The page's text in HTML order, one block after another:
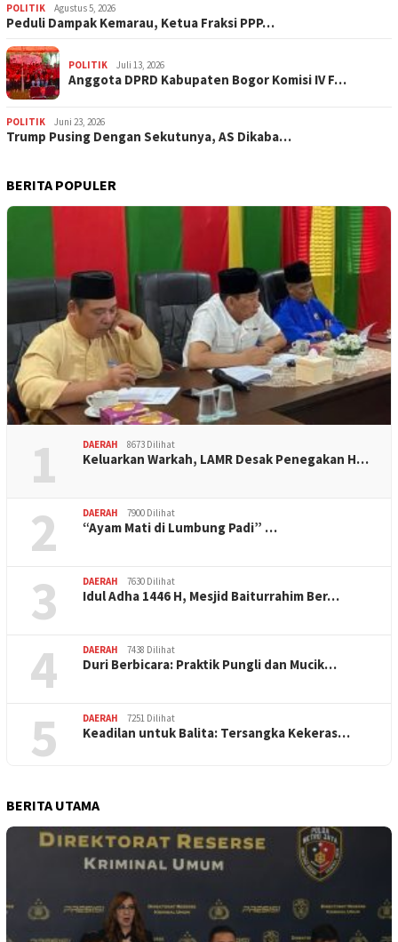
POLITIK Agustus 5, 2026
‎Peduli Dampak Kemarau, Ketua Fraksi PPP…
POLITIK Juli 13, 2026
Anggota DPRD Kabupaten Bogor Komisi IV F…
POLITIK Juni 23, 2026
Trump Pusing Dengan Sekutunya, AS Dikaba…
BERITA POPULER
1 DAERAH 8673 Dilihat
Keluarkan Warkah, LAMR Desak Penegakan H…
2 DAERAH 7900 Dilihat
“Ayam Mati di Lumbung Padi” …
3 DAERAH 7630 Dilihat
Idul Adha 1446 H, Mesjid Baiturrahim Ber…
4 DAERAH 7438 Dilihat
Duri Berbicara: Praktik Pungli dan Mucik…
5 DAERAH 7251 Dilihat
Keadilan untuk Balita: Tersangka Kekeras…
BERITA UTAMA